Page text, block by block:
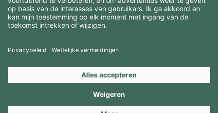
MIDDELEN
CONTACTEN